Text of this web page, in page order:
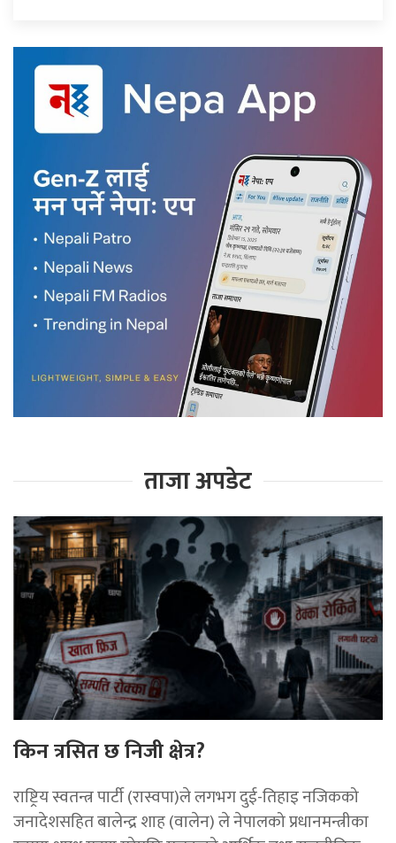
ताजा अपडेट
किन त्रसित छ निजी क्षेत्र?
राष्ट्रिय स्वतन्त्र पार्टी (रास्वपा)ले लगभग दुई-तिहाइ नजिकको
जनादेशसहित बालेन्द्र शाह (वालेन) ले नेपालको प्रधानमन्त्रीका